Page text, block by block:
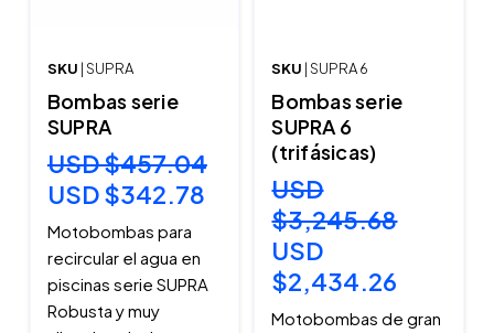
SKU | SUPRA
Bombas serie
SUPRA
USD $457.04
USD $342.78
Motobombas para
recircular el agua en
piscinas serie SUPRA
Robusta y muy
SKU | SUPRA 6
Bombas serie
SUPRA 6
(trifásicas)
USD
$3,245.68
USD
$2,434.26
Motobombas de gran